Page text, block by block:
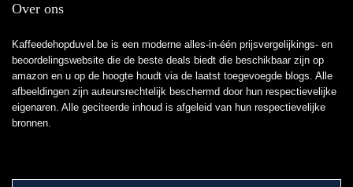
Over ons
Kaffeedehopduvel.be is een moderne alles-in-één prijsvergelijkings- en
beoordelingswebsite die de beste deals biedt die beschikbaar zijn op
amazon en u op de hoogte houdt via de laatst toegevoegde blogs. Alle
afbeeldingen zijn auteursrechtelijk beschermd door hun respectievelijke
eigenaren. Alle geciteerde inhoud is afgeleid van hun respectievelijke
bronnen.